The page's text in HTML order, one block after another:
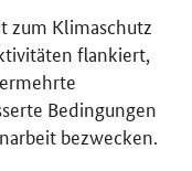
zum Klimaschutz
flankiert,
Bedingungen
bezwecken.